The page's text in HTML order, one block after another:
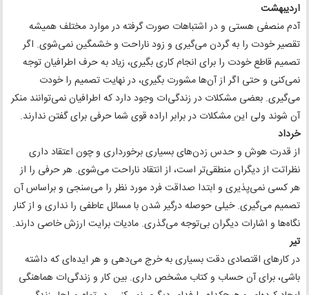
اردیبهشت
آدم منصفی هستی و در اشتباهات صورت گرفته در موارد مختلف همیشه
تقصیر خودت را به گردن می‌گیری و زود ناراحت و خشمگین نمی‌شوی. اگر
تصمیم قاطع خودت را برای انجام کاری بگیری، زیاد به حرف اطرافیان توجه
نمی‌کنی و حتی اگر از آن‌ها مشورت بگیری، در نهایت تصمیم را خودت
می‌گیری. بعضی مشکلات در زندگی‌ات وجود دارد که اطرافیان نمی‌توانند منکر
آن شوند ولی این مشکلات در برابر اراده قوی شما حرفی برای گفتن ندارند.
خرداد
از قدرت هوش و حدس زدن‌های بسیاری برخورداری و چون اعتقاد داری
نظراتت از دیگران منطقی‌تر است، از انتقاد ناراحت می‌شوی. هر حرفی را از
هر کسی نمی‌پذیری و ابتدا صداقت فرد مورد نظر را می‌سنجی و براساس آن
تصمیم می‌گیری. خیلی حوصله درگیر شدن با مسائل عاطفی را نداری و از کنار
نگاه‌ها و اشارات دیگران بی‌توجه می‌گذری. مادیات برایت ارزش خاصی دارند.
تیر
در کارهای اقتصادی دقت بسیاری به خرج می‌دهی و هر ایده‌ای که داشته
باشی، برای آن حساب و کتاب مشخص داری. بین کار و زندگی‌ات هماهنگی